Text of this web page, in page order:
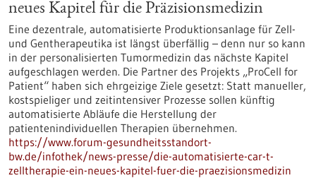
neues Kapitel für die Präzisionsmedizin
Eine dezentrale, automatisierte Produktionsanlage für Zell-
und Gentherapeutika ist längst überfällig – denn nur so kann
in der personalisierten Tumormedizin das nächste Kapitel
aufgeschlagen werden. Die Partner des Projekts „ProCell for
Patient“ haben sich ehrgeizige Ziele gesetzt: Statt manueller,
kostspieliger und zeitintensiver Prozesse sollen künftig
automatisierte Abläufe die Herstellung der
patientenindividuellen Therapien übernehmen.
https://www.forum-gesundheitsstandort-
bw.de/infothek/news-presse/die-automatisierte-car-t-
zelltherapie-ein-neues-kapitel-fuer-die-praezisionsmedizin